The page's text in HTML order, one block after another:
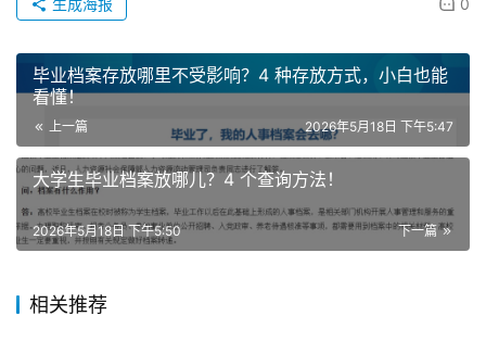
毕业档案存放哪里不受影响？4 种存放方式，小白也能
看懂！
上一篇 2026年5月18日 下午5:47
大学生毕业档案放哪儿？4 个查询方法！
下一篇
2026年5月18日 下午5:50
相关推荐